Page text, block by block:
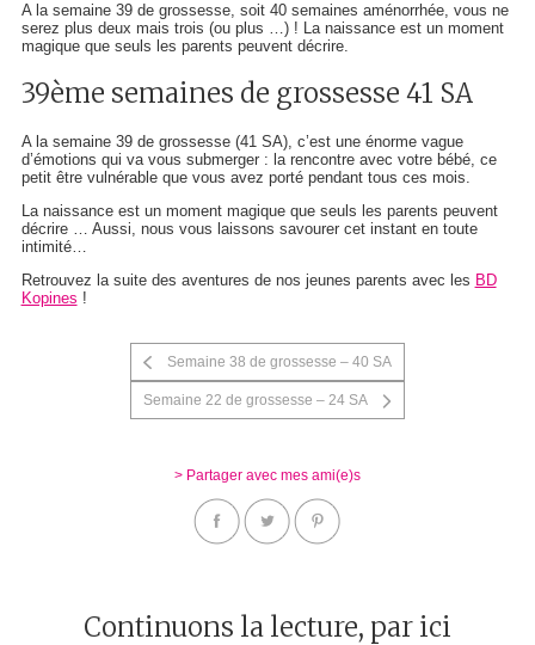
A la semaine 39 de grossesse, soit 40 semaines aménorrhée, vous ne
serez plus deux mais trois (ou plus …) ! La naissance est un moment
magique que seuls les parents peuvent décrire.
39ème semaines de grossesse 41 SA
A la semaine 39 de grossesse (41 SA), c’est une énorme vague
d’émotions qui va vous submerger : la rencontre avec votre bébé, ce
petit être vulnérable que vous avez porté pendant tous ces mois.
La naissance est un moment magique que seuls les parents peuvent
décrire … Aussi, nous vous laissons savourer cet instant en toute
intimité…
Retrouvez la suite des aventures de nos jeunes parents avec les BD
Kopines !
Semaine 38 de grossesse – 40 SA
Semaine 22 de grossesse – 24 SA
> Partager avec mes ami(e)s
Continuons la lecture, par ici